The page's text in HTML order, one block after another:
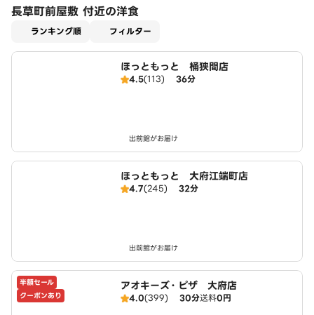
長草町前屋敷 付近の洋食
ランキング順 フィルター
ほっともっと 桶狭間店
4.5(113) 36分
出前館がお届け
ほっともっと 大府江端町店
4.7(245) 32分
出前館がお届け
半額セール
クーポンあり
アオキーズ・ピザ 大府店
4.0(399) 30分送料0円